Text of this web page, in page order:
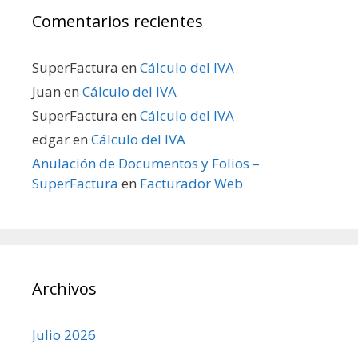
Comentarios recientes
SuperFactura en Cálculo del IVA
Juan en Cálculo del IVA
SuperFactura en Cálculo del IVA
edgaren Cálculo del IVA
Anulación de Documentos y Folios –
SuperFactura en Facturador Web
Archivos
Julio 2026